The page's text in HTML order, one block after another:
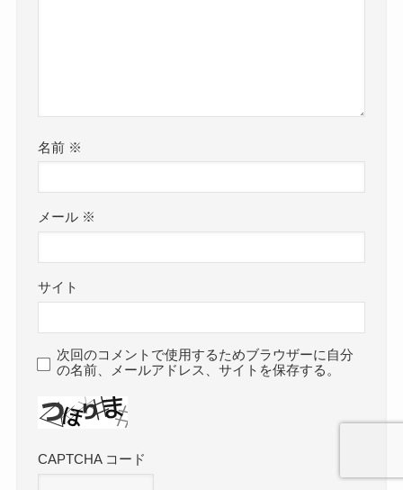
名前 ※
メール ※
サイト
次回のコメントで使用するためブラウザーに自分
の名前、メールアドレス、サイトを保存する。
CAPTCHA コード